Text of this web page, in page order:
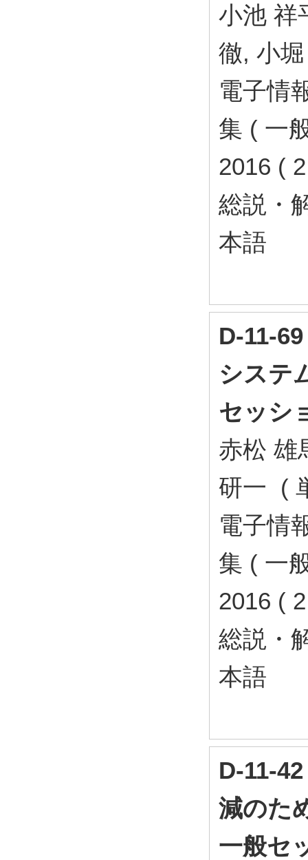
小池 祥
徹, 小
電子情
集 ( 一
2016 (
総説・
本語
D-11-
システ
セッシ
赤松 雄
研一 (
電子情
集 ( 一
2016 (
総説・
本語
D-11-
減のた
一般セ